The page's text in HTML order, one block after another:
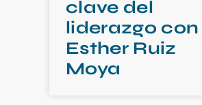
clave del
liderazgo con
Esther Ruiz
Moya